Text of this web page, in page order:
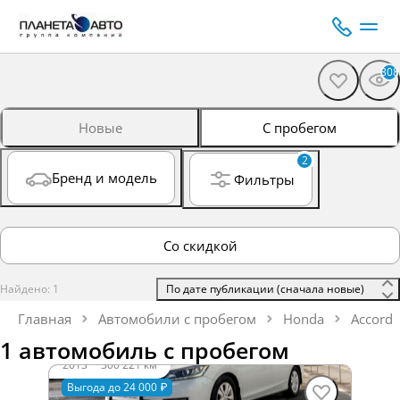
308
Новые С пробегом
Бренд и модель
2
Фильтры
Со скидкой
Найдено: 1
Главная Автомобили с пробегом Honda Accord
1 автомобиль с пробегом
Выгода до 24 000 ₽
2013·300 221 км
Honda Accord